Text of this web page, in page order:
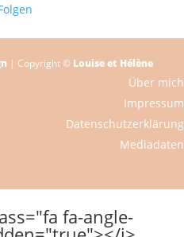
| Copyright © Louise et Hélène
Über mich
Impressum
Datenschutzerklärung
Mediadaten